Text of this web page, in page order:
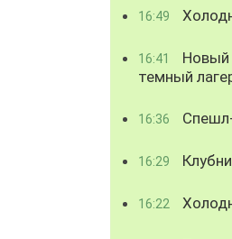
16:49
16:41
Новый
темный
16:36
16:29
16:22